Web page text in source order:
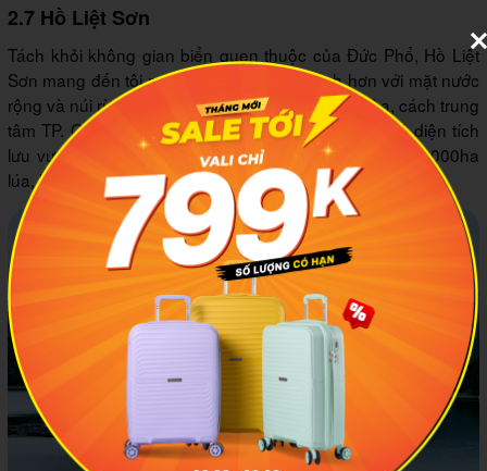
2.7 Hồ Liệt Sơn
Tách khỏi không gian biển quen thuộc của Đức Phổ, Hồ Liệt
Sơn mang đến tôi một khung cảnh yên bình hơn với mặt nước
rộng và núi rừng bao quanh. Hồ thuộc xã Phổ Hòa, cách trung
tâm TP. Quảng Ngãi khoảng 47km về phía nam, có diện tích
lưu vực gần 37km² và cung cấp nước tưới cho hơn 2.000ha
lúa, hoa màu.